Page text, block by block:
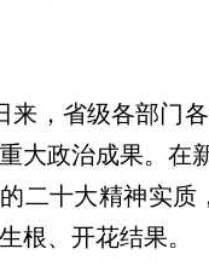
来，省级各部门
大政治成果。在
二十大精神实质
根、开花结果。